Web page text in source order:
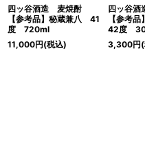
四ッ谷酒造 麦焼酎
【参考品】秘蔵兼八 41
度 720ml
11,000円(税込)
四ッ谷
【参考
42度
3,300円